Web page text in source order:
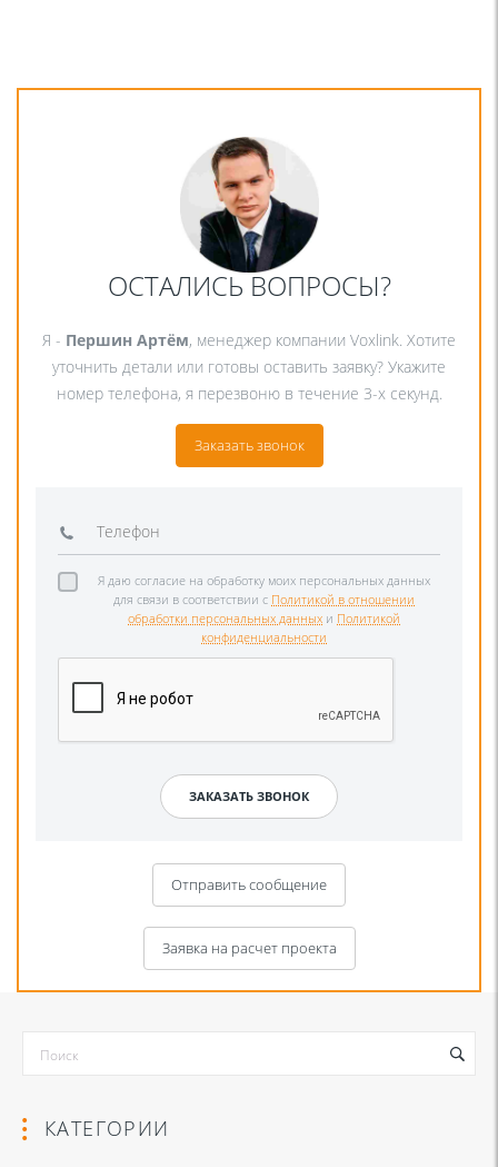
ОСТАЛИСЬ ВОПРОСЫ?
Я - Першин Артём, менеджер компании Voxlink. Хотите
уточнить детали или готовы оставить заявку? Укажите
номер телефона, я перезвоню в течение 3-х секунд.
Заказать звонок
Я даю согласие на обработку моих персональных данных
для связи в соответствии с Политикой в отношении
обработки персональных данных и Политикой
конфиденциальности
Отправить сообщение
Заявка на расчет проекта
КАТЕГОРИИ